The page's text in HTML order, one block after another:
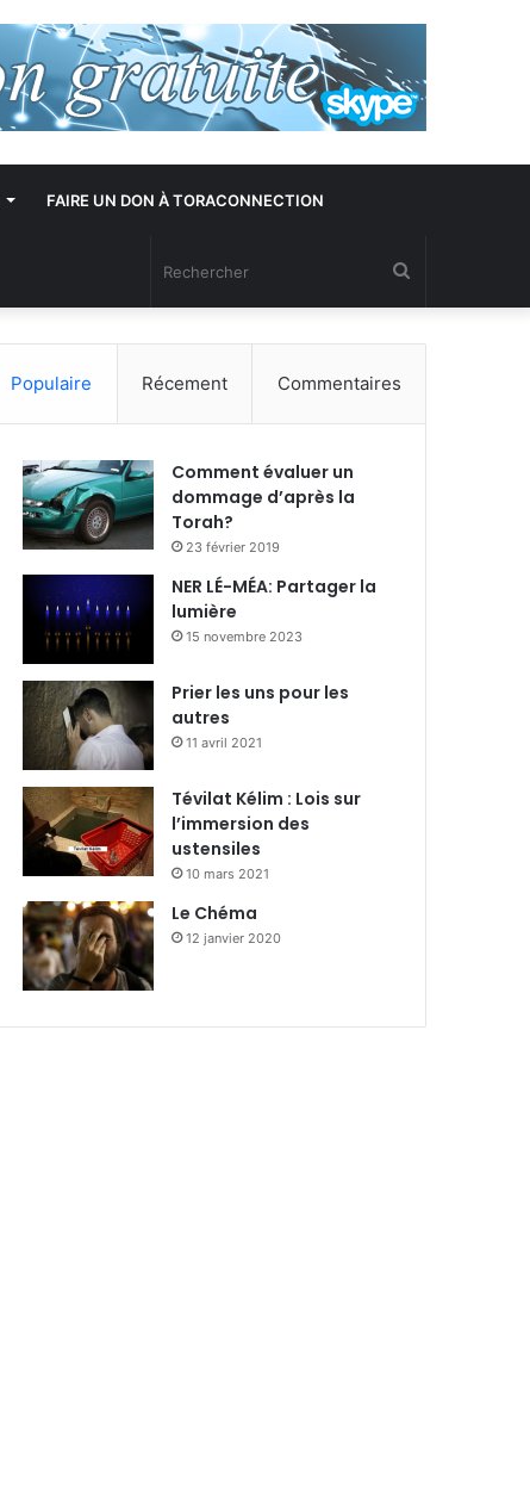
FAIRE UN DON À TORACONNECTION
Populaire Récement Commentaires
Comment évaluer un
dommage d’après la
Torah?
23 février 2019
NER LÉ-MÉA: Partager la
lumière
15 novembre 2023
Prier les uns pour les
autres
11 avril 2021
Tévilat Kélim : Lois sur
l’immersion des
ustensiles
10 mars 2021
Le Chéma
12 janvier 2020